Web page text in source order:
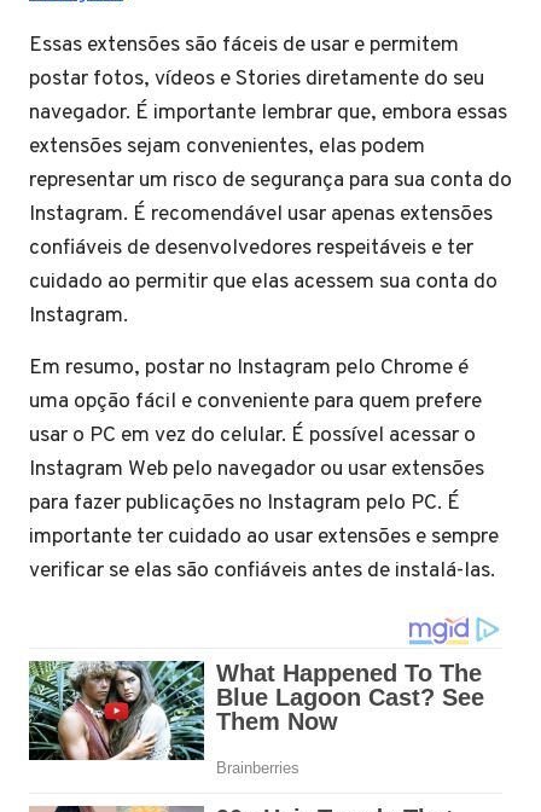
Essas extensões são fáceis de usar e permitem
postar fotos, vídeos e Stories diretamente do seu
navegador. É importante lembrar que, embora essas
extensões sejam convenientes, elas podem
representar um risco de segurança para sua conta do
Instagram. É recomendável usar apenas extensões
confiáveis ​​de desenvolvedores respeitáveis ​​e ter
cuidado ao permitir que elas acessem sua conta do
Instagram.
Em resumo, postar no Instagram pelo Chrome é
uma opção fácil e conveniente para quem prefere
usar o PC em vez do celular. É possível acessar o
Instagram Web pelo navegador ou usar extensões
para fazer publicações no Instagram pelo PC. É
importante ter cuidado ao usar extensões e sempre
verificar se elas são confiáveis ​​antes de instalá-las.